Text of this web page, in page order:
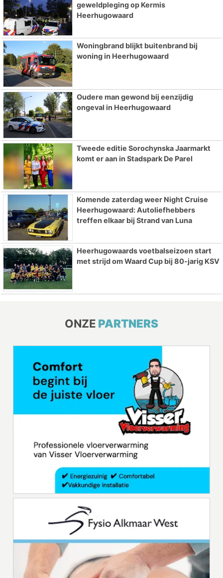
geweldpleging op Kermis
Heerhugowaard
Woningbrand blijkt buitenbrand bij
woning in Heerhugowaard
Oudere man gewond bij eenzijdig
ongeval in Heerhugowaard
Tweede editie Sorochynska Jaarmarkt
komt er aan in Stadspark De Parel
Komende zaterdag weer Night Cruise
Heerhugowaard: Autoliefhebbers
treffen elkaar bij Strand van Luna
Heerhugowaards voetbalseizoen start
met strijd om Waard Cup bij 80-jarig KSV
ONZE PARTNERS